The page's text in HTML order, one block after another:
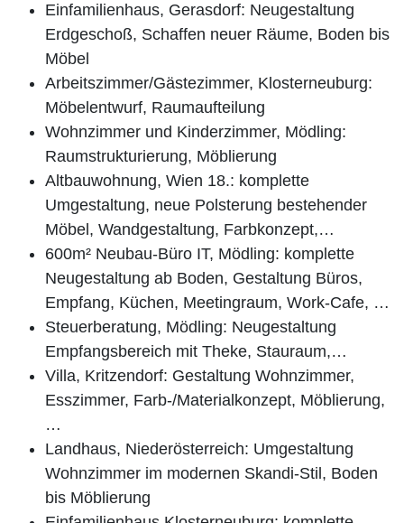
Einfamilienhaus, Gerasdorf: Neugestaltung
Erdgeschoß, Schaffen neuer Räume, Boden bis
Möbel
Arbeitszimmer/Gästezimmer, Klosterneuburg:
Möbelentwurf, Raumaufteilung
Wohnzimmer und Kinderzimmer, Mödling:
Raumstrukturierung, Möblierung
Altbauwohnung, Wien 18.: komplette
Umgestaltung, neue Polsterung bestehender
Möbel, Wandgestaltung, Farbkonzept,…
600m² Neubau-Büro IT, Mödling: komplette
Neugestaltung ab Boden, Gestaltung Büros,
Empfang, Küchen, Meetingraum, Work-Cafe, …
Steuerberatung, Mödling: Neugestaltung
Empfangsbereich mit Theke, Stauraum,…
Villa, Kritzendorf: Gestaltung Wohnzimmer,
Esszimmer, Farb-/Materialkonzept, Möblierung,
…
Landhaus, Niederösterreich: Umgestaltung
Wohnzimmer im modernen Skandi-Stil, Boden
bis Möblierung